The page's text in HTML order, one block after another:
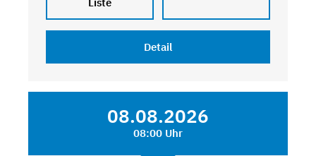
Detail
08.08.2026
08:00 Uhr